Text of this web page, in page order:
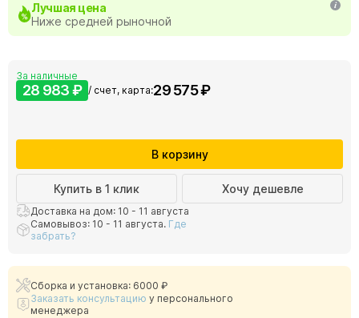
Лучшая цена
Ниже средней рыночной
За наличные
28 983 ₽ / счет, карта:29 575 ₽
В корзину
Купить в 1 клик Хочу дешевле
Доставка на дом: 10 - 11 августа
Самовывоз: 10 - 11 августа. Где
забрать?
Сборка и установка: 6000 ₽
Заказать консультацию у персонального
менеджера